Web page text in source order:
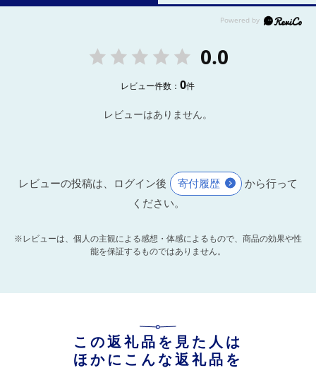
0.0
レビュー件数：0件
レビューはありません。
レビューの投稿は、ログイン後 寄付履歴
から行って
ください。
※レビューは、個人の主観による感想・体感によるもので、商品の効果や性
能を保証するものではありません。
この返礼品を見た人は
ほかにこんな返礼品を